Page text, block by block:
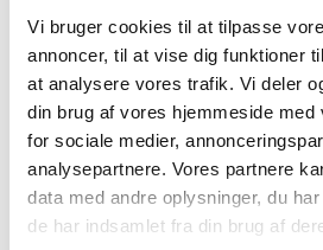
Vi bruger cookies til at tilpasse
annoncer, til at vise dig funktioner
at analysere vores trafik. Vi deler
din brug af vores hjemmeside med
for sociale medier,
analysepartnere. Vores partnere
data med andre oplysninger, du
de har indsamlet fra din brug af